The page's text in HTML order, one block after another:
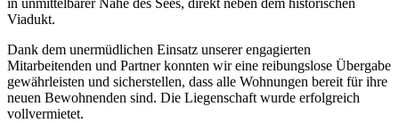
in unmittelbarer Nähe des Sees, direkt neben dem historischen
Viadukt.
Dank dem unermüdlichen Einsatz unserer engagierten
Mitarbeitenden und Partner konnten wir eine reibungslose Übergabe
gewährleisten und sicherstellen, dass alle Wohnungen bereit für ihre
neuen Bewohnenden sind. Die Liegenschaft wurde erfolgreich
vollvermietet.